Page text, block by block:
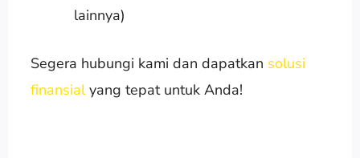
lainnya)
Segera hubungi kami dan dapatkan solusi
finansialyang tepat untuk Anda!